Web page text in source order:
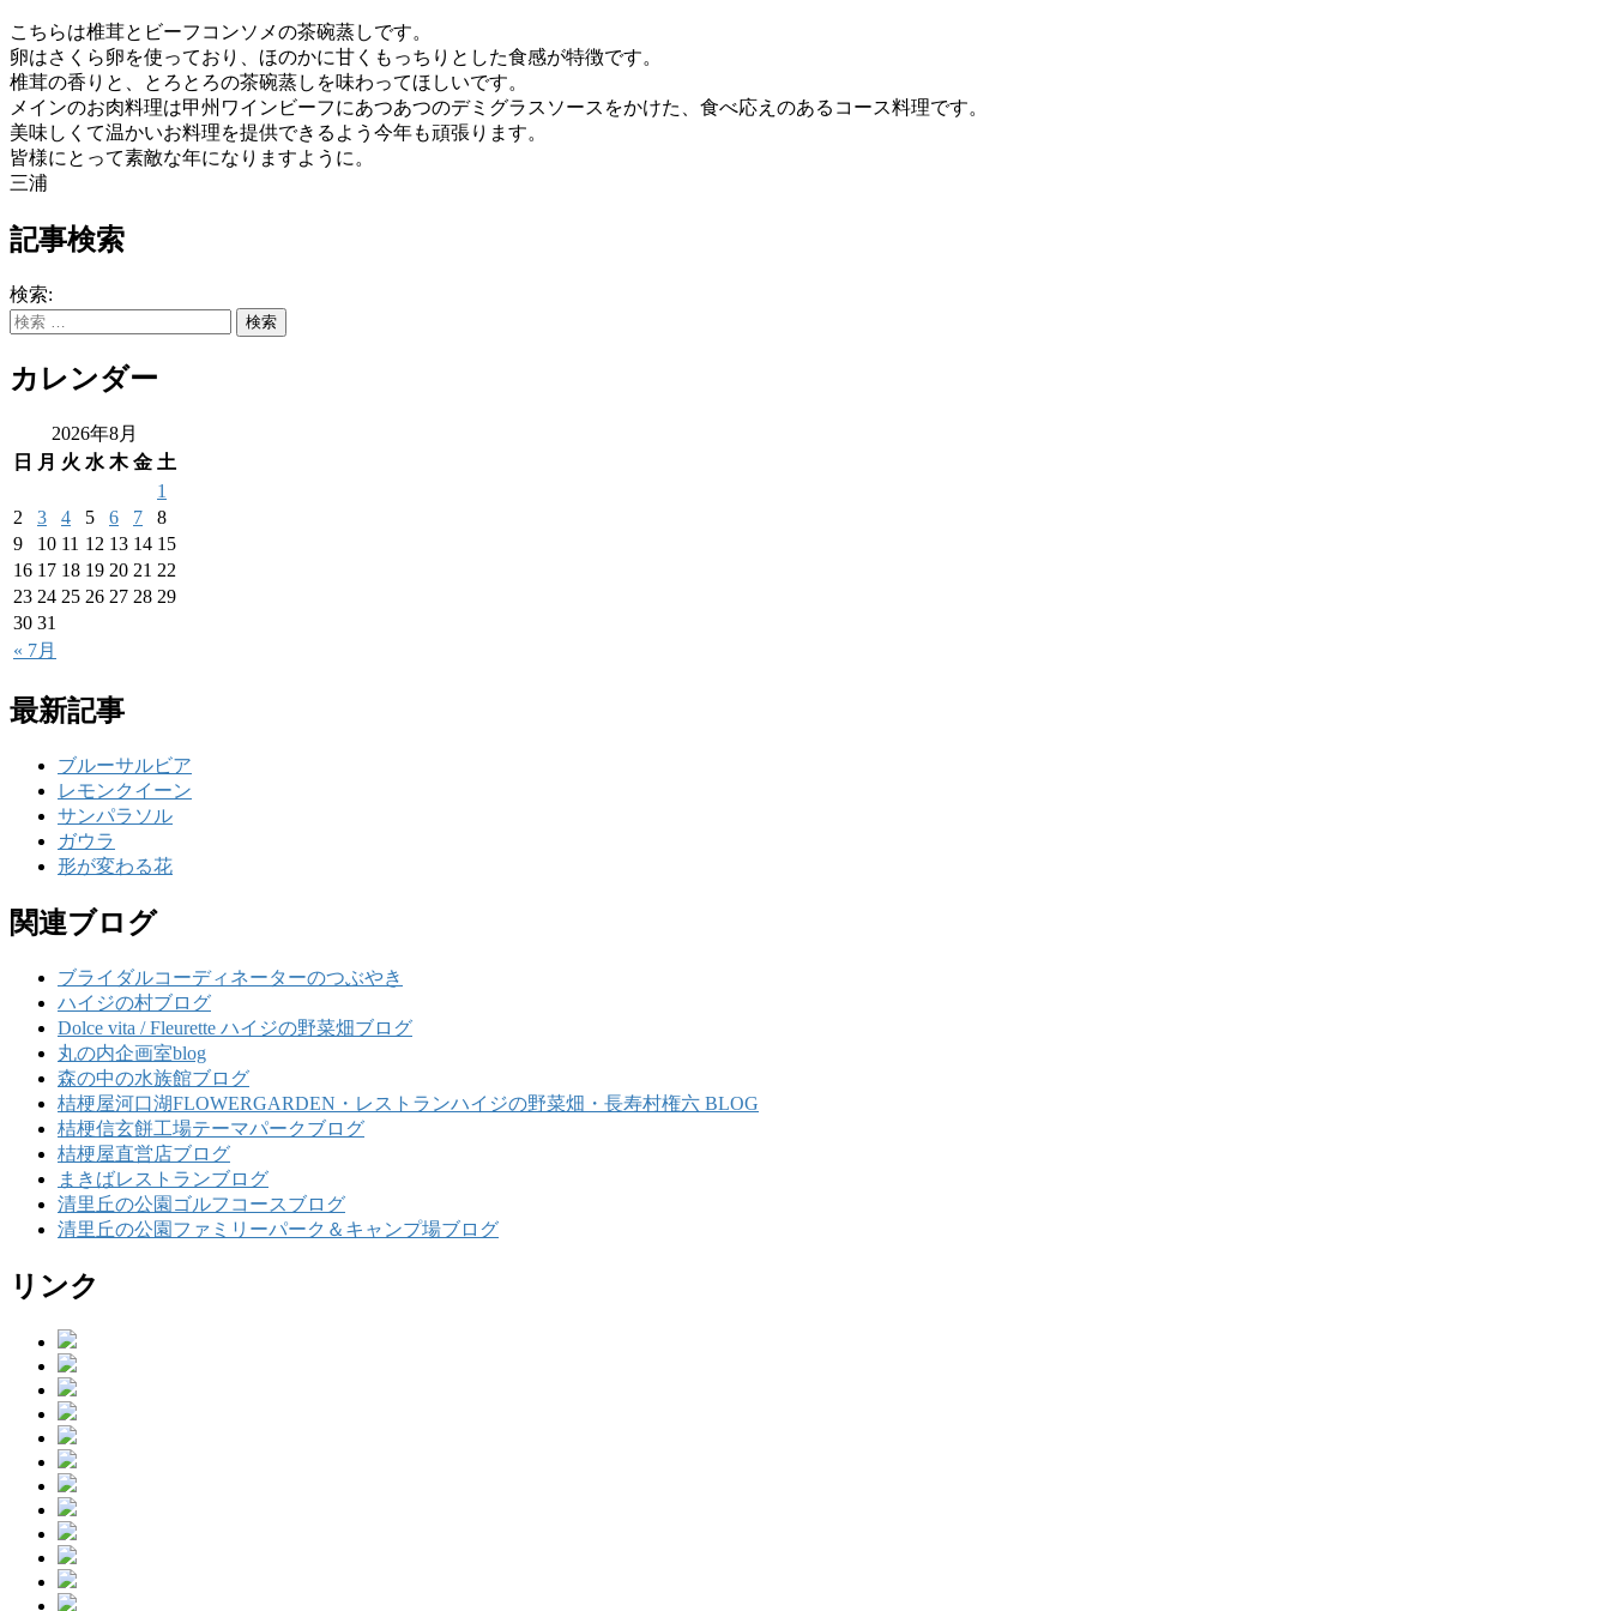
こちらは椎茸とビーフコンソメの茶碗蒸しです。
卵はさくら卵を使っており、 ほのかに甘くもっちりとした食感が特徴です。
椎茸の香りと、とろとろの茶碗蒸しを味わってほしいです。
メインのお肉料理は甲州ワインビーフにあつあつのデミグラスソースをかけた、食べ応えのあるコース料理です。
美味しくて温かいお料理を提供できるよう今年も頑張ります。
皆様にとって素敵な年になりますように。
三浦
記事検索
検索:
カレンダー
2026年8月
日
月 火 水 木 金 土
« 7月
1
2
3 4 5 6 7
8
9
10 11 12 13 14 15
16 17 18 19 20 21 22
23 24 25 26 27 28 29
30 31
最新記事
ブルーサルビア
レモンクイーン
サンパラソル
ガウラ
形が変わる花
関連ブログ
ブライダルコーディネーターのつぶやき
ハイジの村ブログ
Dolce vita / Fleurette ハイジの野菜畑ブログ
丸の内企画室blog
森の中の水族館ブログ
桔梗屋河口湖FLOWERGARDEN・レストランハイジの野菜畑・長寿村権六 BLOG
桔梗信玄餅工場テーマパークブログ
桔梗屋直営店ブログ
まきばレストランブログ
清里丘の公園ゴルフコースブログ
清里丘の公園ファミリーパーク＆キャンプ場ブログ
リンク